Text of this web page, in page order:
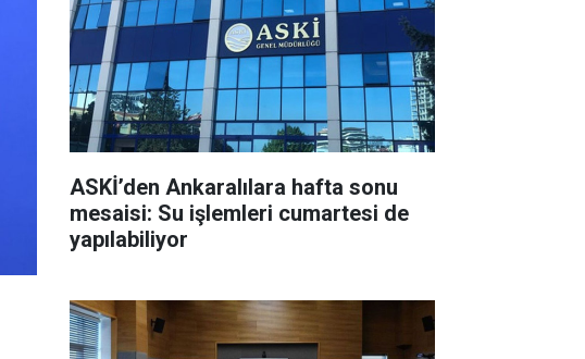
ASKİ’den Ankaralılara hafta sonu
mesaisi: Su işlemleri cumartesi de
yapılabiliyor